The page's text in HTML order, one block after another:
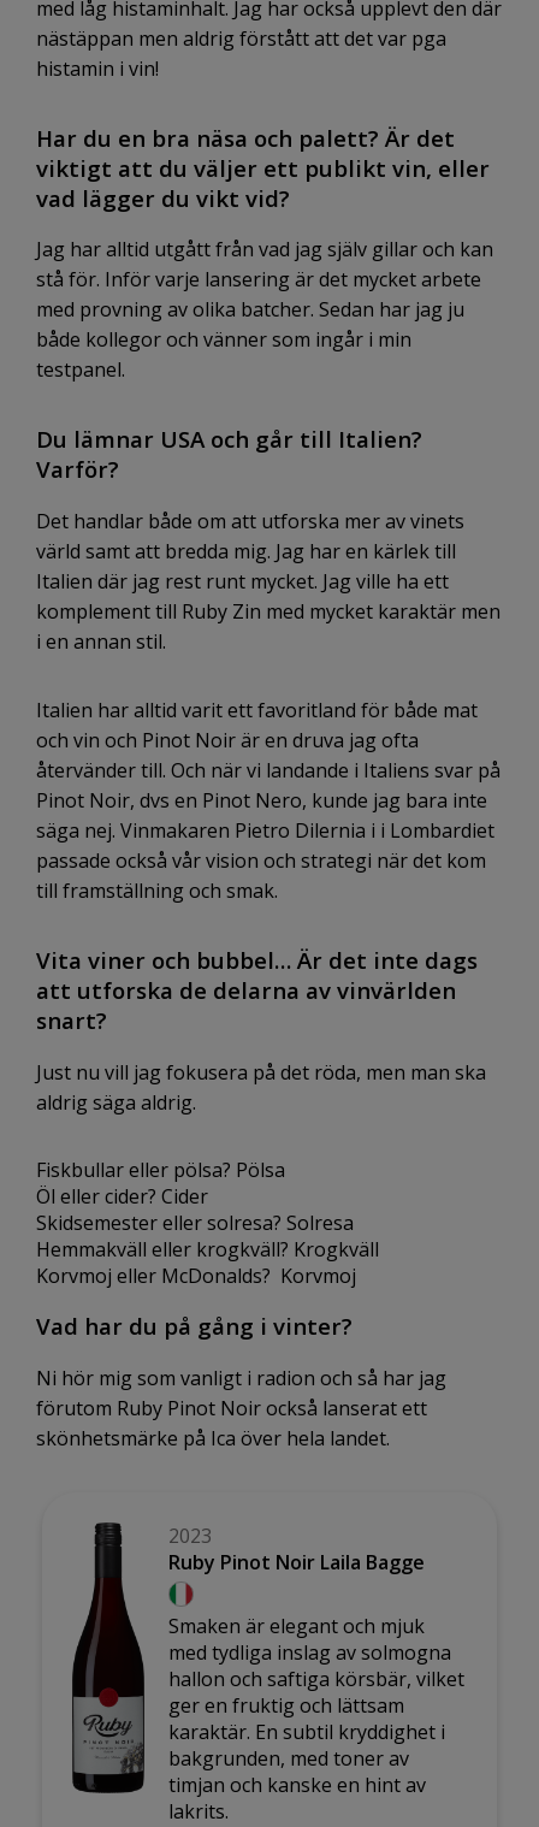
med låg histaminhalt. Jag har också upplevt den där
nästäppan men aldrig förstått att det var pga
histamin i vin!
Har du en bra näsa och palett? Är det
viktigt att du väljer ett publikt vin, eller
vad lägger du vikt vid?
Jag har alltid utgått från vad jag själv gillar och kan
stå för. Inför varje lansering är det mycket arbete
med provning av olika batcher. Sedan har jag ju
både kollegor och vänner som ingår i min
testpanel.
Du lämnar USA och går till Italien?
Varför?
Det handlar både om att utforska mer av vinets
värld samt att bredda mig. Jag har en kärlek till
Italien där jag rest runt mycket. Jag ville ha ett
komplement till Ruby Zin med mycket karaktär men
i en annan stil.
Italien har alltid varit ett favoritland för både mat
och vin och Pinot Noir är en druva jag ofta
återvänder till. Och när vi landande i Italiens svar på
Pinot Noir, dvs en Pinot Nero, kunde jag bara inte
säga nej. Vinmakaren Pietro Dilernia i i Lombardiet
passade också vår vision och strategi när det kom
till framställning och smak.
Vita viner och bubbel… Är det inte dags
att utforska de delarna av vinvärlden
snart?
Just nu vill jag fokusera på det röda, men man ska
aldrig säga aldrig.
Fiskbullar eller pölsa? Pölsa
Öl eller cider? Cider
Skidsemester eller solresa? Solresa
Hemmakväll eller krogkväll? Krogkväll
Korvmoj eller McDonalds? Korvmoj
Vad har du på gång i vinter?
Ni hör mig som vanligt i radion och så har jag
förutom Ruby Pinot Noir också lanserat ett
skönhetsmärke på Ica över hela landet.
2023
Ruby Pinot Noir Laila Bagge
Smaken är elegant och mjuk
med tydliga inslag av solmogna
hallon och saftiga körsbär, vilket
ger en fruktig och lättsam
karaktär. En subtil kryddighet i
bakgrunden, med toner av
timjan och kanske en hint av
lakrits.